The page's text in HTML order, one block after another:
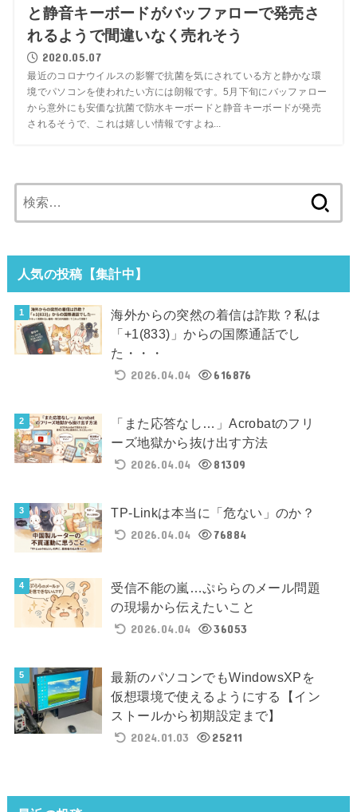
と静音キーボードがバッファローで発売さ
れるようで間違いなく売れそう
2020.05.07
最近のコロナウイルスの影響で抗菌を気にされている方と静かな環
境でパソコンを使われたい方には朗報です。5月下旬にバッファロー
から意外にも安価な抗菌で防水キーボードと静音キーボードが発売
されるそうで、これは嬉しい情報ですよね...
索:
人気の投稿【集計中】
海外からの突然の着信は詐欺？私は
「+1(833)」からの国際通話でし
た・・・
2026.04.04
616876
「また応答なし…」Acrobatのフリ
ーズ地獄から抜け出す方法
2026.04.04
81309
TP-Linkは本当に「危ない」のか？
2026.04.04
76884
受信不能の嵐…ぷららのメール問題
の現場から伝えたいこと
2026.04.04
36053
最新のパソコンでもWindowsXPを
仮想環境で使えるようにする【イン
ストールから初期設定まで】
2024.01.03
25211